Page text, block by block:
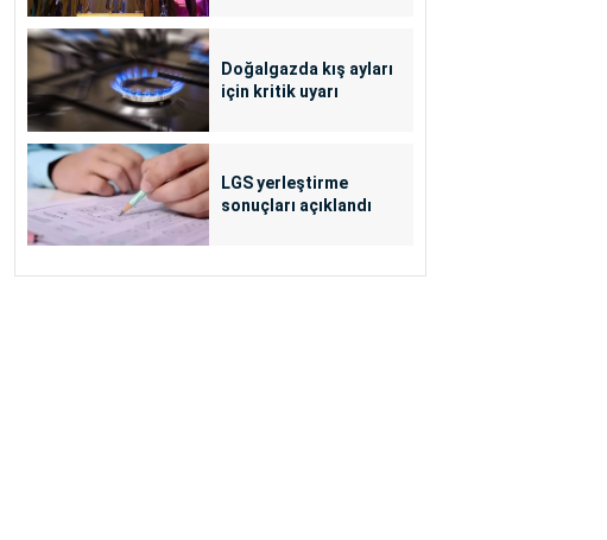
Doğalgazda kış ayları
için kritik uyarı
LGS yerleştirme
sonuçları açıklandı